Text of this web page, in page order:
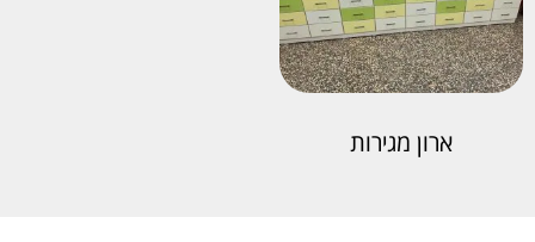
ארון מגירות